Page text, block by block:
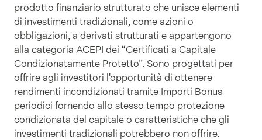
prodotto finanziario strutturato che unisce elementi
di investimenti tradizionali, come azioni o
obbligazioni, a derivati strutturati e appartengono
alla categoria ACEPI dei “Certificati a Capitale
Condizionatamente Protetto”. Sono progettati per
offrire agli investitori l'opportunità di ottenere
rendimenti incondizionati tramite Importi Bonus
periodici fornendo allo stesso tempo protezione
condizionata del capitale o caratteristiche che gli
investimenti tradizionali potrebbero non offrire.